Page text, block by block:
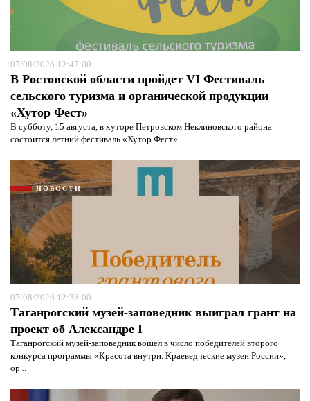
07/08/2026 12:47:00
В Ростовской области пройдет VI Фестиваль
сельского туризма и органической продукции
«Хутор Фест»
В субботу, 15 августа, в хуторе Петровском Неклиновского района
состоится летний фестиваль «Хутор Фест»...
НОВОСТИ
07/08/2026 12:38:00
Таганрогский музей-заповедник выиграл грант на
проект об Александре I
Таганрогский музей-заповедник вошел в число победителей второго
конкурса программы «Красота внутри. Краеведческие музеи России»,
ор...